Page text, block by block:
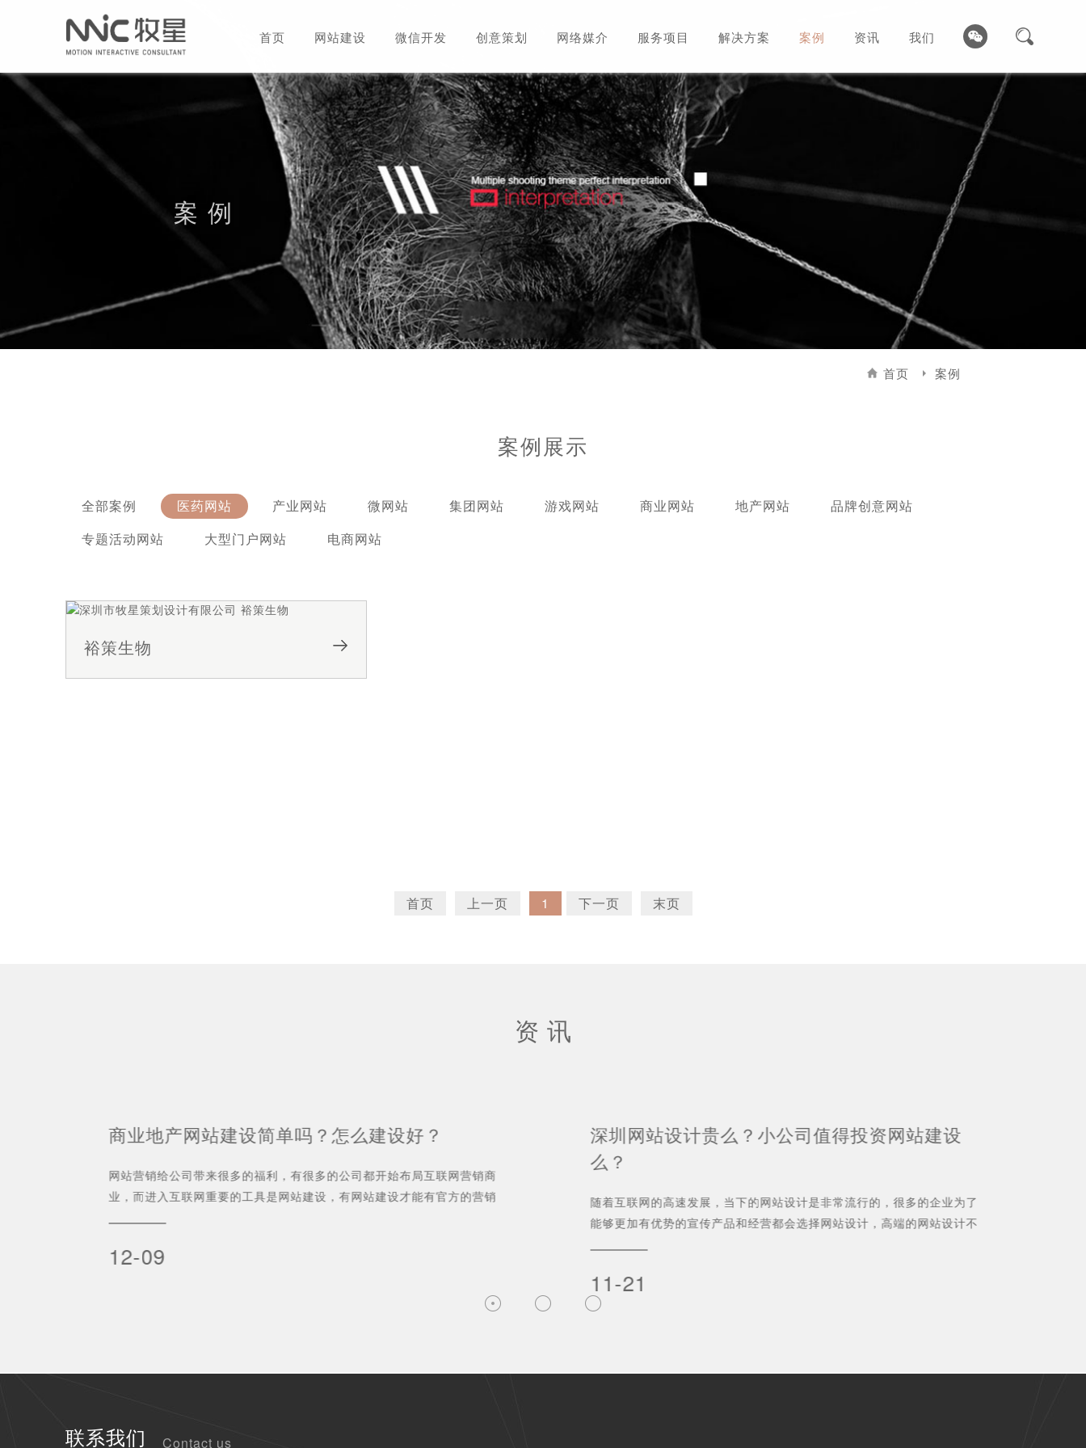
首页 网站建设 微信开发 创意策划 网络媒介 服务项目 解决方案 案例 资讯 我们
案 例
首页 案例
案例展示
全部案例 医药网站 产业网站 微网站 集团网站 游戏网站 商业网站 地产网站
品牌创意网站
专题活动网站
大型门户网站 电商网站
裕策生物
首页 上一页 1 下一页 末页
资 讯
商业地产网站建设简单吗？怎么建设好？
网站营销给公司带来很多的福利，有很多的公司都开始布局互联网营销商
业，而进入互联网重要的工具是网站建设，有网站建设才能有官方的营销
12-09
深圳网站设计贵么？小公司值得投资网站建设
么？
随着互联网的高速发展，当下的网站设计是非常流行的，很多的企业为了
能够更加有优势的宣传产品和经营都会选择网站设计，高端的网站设计不
11-21
联系我们 Contact us